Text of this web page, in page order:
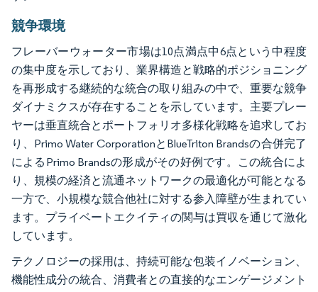
競争環境
フレーバーウォーター市場は10点満点中6点という中程度
の集中度を示しており、業界構造と戦略的ポジショニング
を再形成する継続的な統合の取り組みの中で、重要な競争
ダイナミクスが存在することを示しています。主要プレー
ヤーは垂直統合とポートフォリオ多様化戦略を追求してお
り、Primo Water CorporationとBlueTriton Brandsの合併完了
によるPrimo Brandsの形成がその好例です。この統合によ
り、規模の経済と流通ネットワークの最適化が可能となる
一方で、小規模な競合他社に対する参入障壁が生まれてい
ます。プライベートエクイティの関与は買収を通じて激化
しています。
テクノロジーの採用は、持続可能な包装イノベーション、
機能性成分の統合、消費者との直接的なエンゲージメント